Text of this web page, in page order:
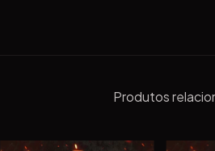
Produtos